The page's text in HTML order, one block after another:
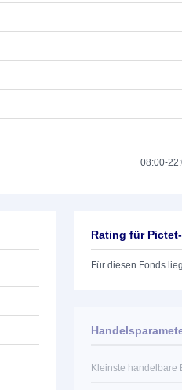
08:00-
Rating für
Für diesen Fonds
Kleinste handelbare